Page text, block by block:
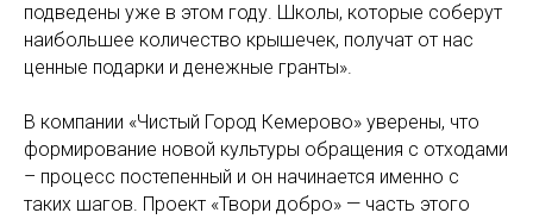
подведены уже в этом году. Школы, которые соберут
наибольшее количество крышечек, получат от нас
ценные подарки и денежные гранты».
В компании «Чистый Город Кемерово» уверены, что
формирование новой культуры обращения с отходами
– процесс постепенный и он начинается именно с
таких шагов. Проект «Твори добро» — часть этого